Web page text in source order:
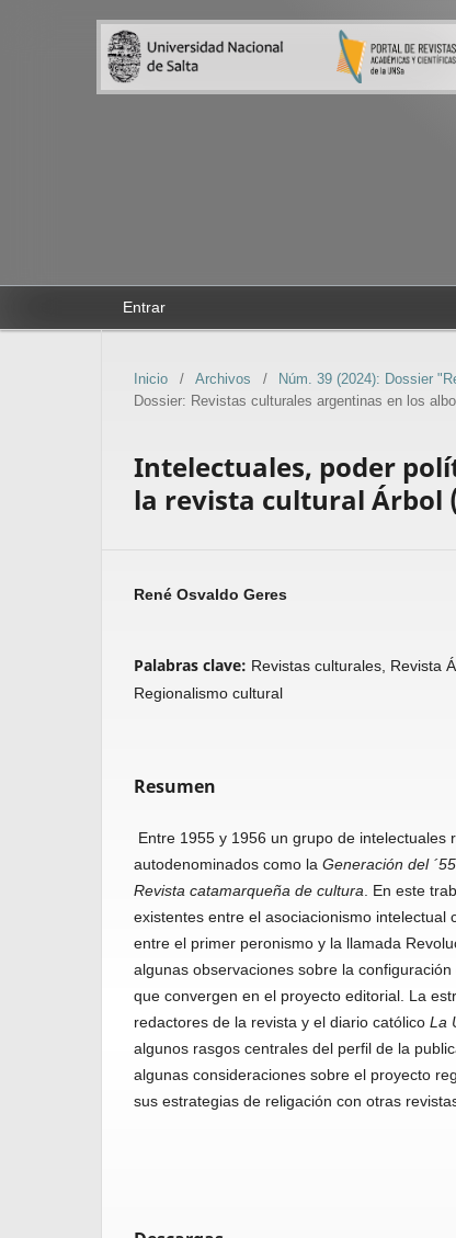
Entrar
Inicio / Archivos / Núm. 39 (2024): Dossier
Dossier: Revistas culturales argentinas en los
Intelectuales, poder
la revista cultural Árbol
René Osvaldo Geres
Palabras clave: Revistas culturales, Revista
Regionalismo cultural
Resumen
Entre 1955 y 1956 un grupo de intelectuales
autodenominados como la Generación del ´55
Revista catamarqueña de cultura . En este
existentes entre el asociacionismo intelectual
entre el primer peronismo y la llamada
algunas observaciones sobre la
que convergen en el proyecto editorial. La
redactores de la revista y el diario católico La
algunos rasgos centrales del perfil de la
algunas consideraciones sobre el proyecto
sus estrategias de religación con otras